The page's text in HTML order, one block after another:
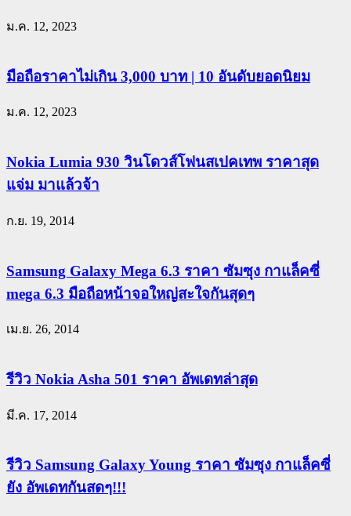
ม.ค. 12, 2023
มือถือราคาไม่เกิน 3,000 บาท | 10 อันดับยอดนิยม
ม.ค. 12, 2023
Nokia Lumia 930 วินโดวส์โฟนสเปคเทพ ราคาสุด
แจ่ม มาแล้วจ้า
ก.ย. 19, 2014
Samsung Galaxy Mega 6.3 ราคา ซัมซุง กาแล็คซี่
mega 6.3 มือถือหน้าจอใหญ่สะใจกันสุดๆ
เม.ย. 26, 2014
รีวิว Nokia Asha 501 ราคา อัพเดทล่าสุด
มี.ค. 17, 2014
รีวิว Samsung Galaxy Young ราคา ซัมซุง กาแล็คซี่
ยัง อัพเดทกันสดๆ!!!